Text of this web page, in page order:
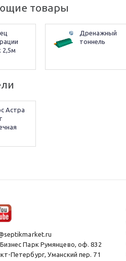
товары
2,5м
Дренажный
тоннель
Астра
Бизнес Парк Румянцево, оф. 832
Петербург, Уманский пер. 71